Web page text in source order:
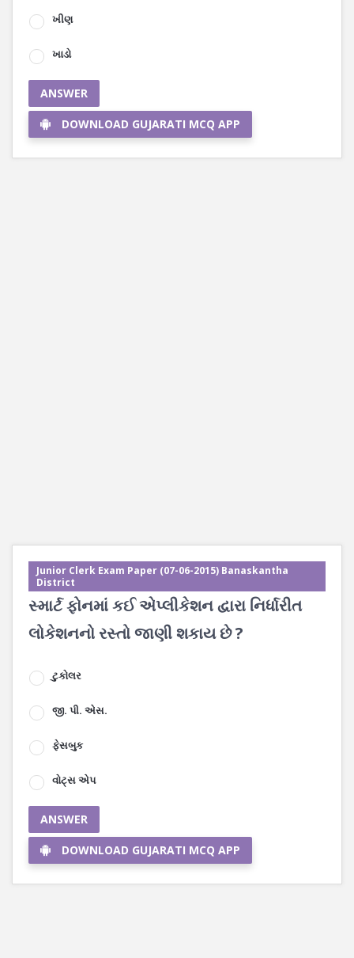
ખીણ
ખાડો
ANSWER
DOWNLOAD GUJARATI MCQ APP
Junior Clerk Exam Paper (07-06-2015) Banaskantha
District
સ્માર્ટ ફોનમાં કઈ એપ્લીકેશન દ્વારા નિર્ધારીત
લોકેશનનો રસ્તો જાણી શકાય છે ?
ટુકોલર
જી. પી. એસ.
ફેસબુક
વોટ્સ એપ
ANSWER
DOWNLOAD GUJARATI MCQ APP